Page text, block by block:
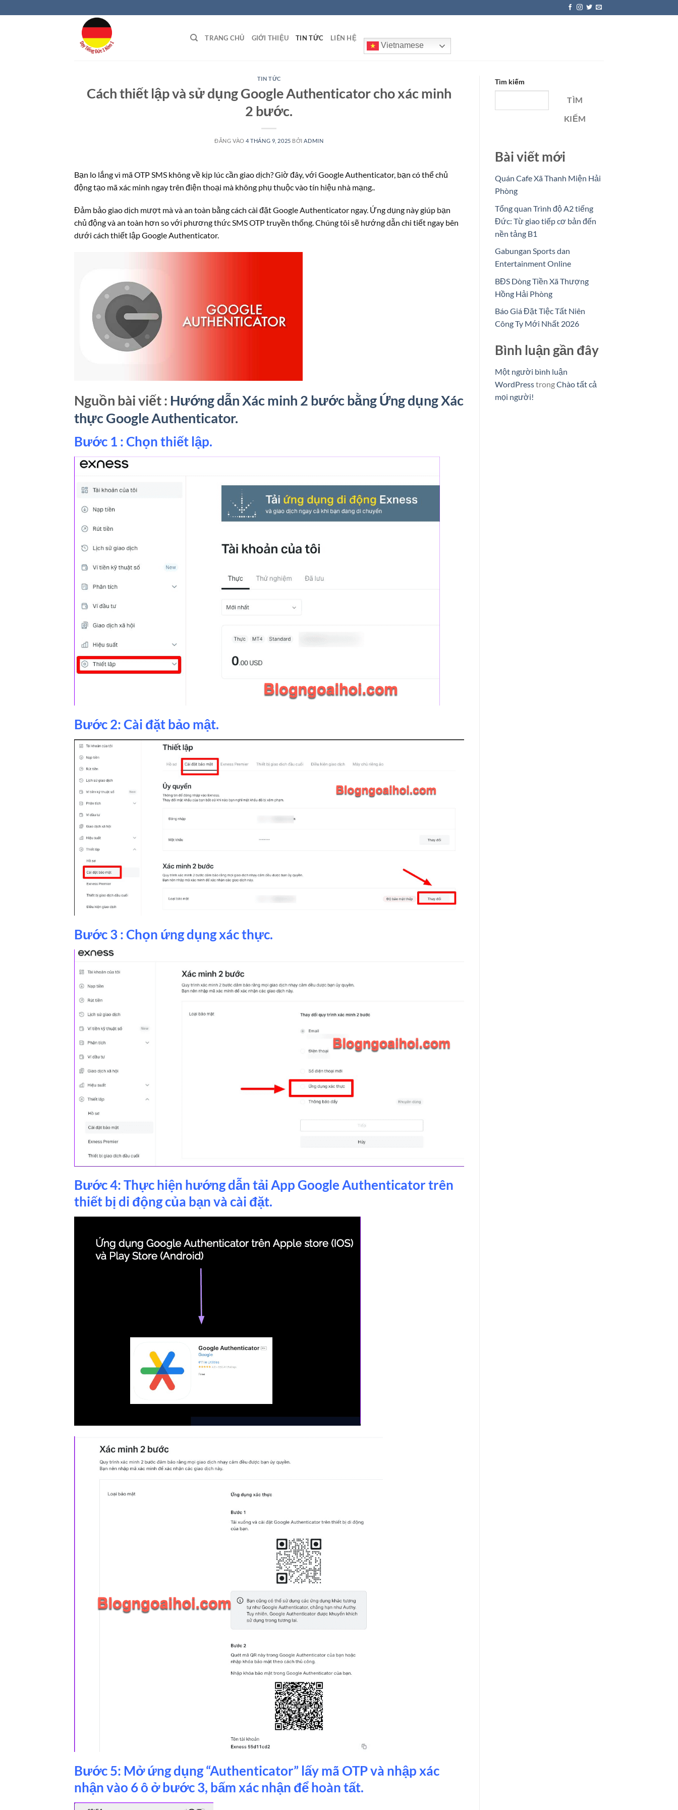
qua
TRANG CHỦ GIỚI THIỆU TIN TỨC LIÊN HỆ
Vietnamese
TIN TỨC
Cách thiết lập và sử dụng Google Authenticator cho xác minh
2 bước.
ĐĂNG VÀO4 THÁNG 9, 2025 BỞI ADMIN
Bạn lo lắng vì mã OTP SMS không về kịp lúc cần giao dịch? Giờ đây, với Google Authenticator, bạn có thể chủ
động tạo mã xác minh ngay trên điện thoại mà không phụ thuộc vào tín hiệu nhà mạng..
Đảm bảo giao dịch mượt mà và an toàn bằng cách cài đặt Google Authenticator ngay. Ứng dụng này giúp bạn
chủ động và an toàn hơn so với phương thức SMS OTP truyền thống. Chúng tôi sẽ hướng dẫn chi tiết ngay bên
dưới cách thiết lập Google Authenticator.
Nguồn bài viết : Hướng dẫn Xác minh 2 bước bằng Ứng dụng Xác
thực Google Authenticator.
Bước 1 : Chọn thiết lập.
Bước 2: Cài đặt bảo mật.
Bước 3 : Chọn ứng dụng xác thực.
Bước 4: Thực hiện hướng dẫn tải App Google Authenticator trên
thiết bị di động của bạn và cài đặt.
Bước 5: Mở ứng dụng “Authenticator” lấy mã OTP và nhập xác
nhận vào 6 ô ở bước 3, bấm xác nhận để hoàn tất.
Tìm kiếm
TÌM
KIẾM
Bài viết mới
Quán Cafe Xã Thanh Miện Hải
Phòng
Tổng quan Trình độ A2 tiếng
Đức: Từ giao tiếp cơ bản đến
nền tảng B1
Gabungan Sports dan
Entertainment Online
BĐS Dòng Tiền Xã Thượng
Hồng Hải Phòng
Báo Giá Đặt Tiệc Tất Niên
Công Ty Mới Nhất 2026
Bình luận gần đây
Một người bình luận
WordPresstrongChào tất cả
mọi người!